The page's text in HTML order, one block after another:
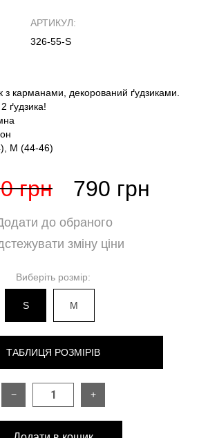
АРТИКУЛ:
326-55-S
з карманами, декорований ґудзиками.
ґудзика!
M (44-46)
грн 790 грн
до обраного
зміну ціни
Виберіть розмір:
S M
ТАБЛИЦЯ РОЗМІРІВ
− +